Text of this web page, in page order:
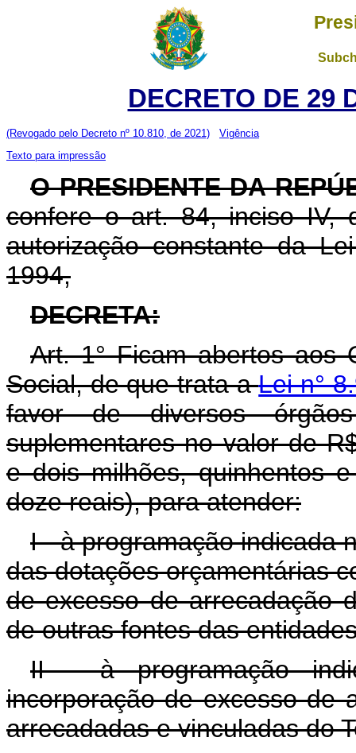
DECRETO DE 29
(Revogado pelo Decreto nº 10.810, de 2021)
Vigência
Texto para impressão
O PRESIDENTE DA
confere o art. 84, inciso IV,
autorização constante da
1994,
DECRETA:
Art. 1° Ficam abertos aos
Social, de que trata aLei n°
favor de diversos
suplementares no valor de
e dois milhões, quinhentos
doze reais), para atender:
I - à programação indicada
das dotações orçamentárias
de excesso de arrecadação
de outras fontes das
II - à programação
incorporação de excesso de
arrecadadas e vinculadas do